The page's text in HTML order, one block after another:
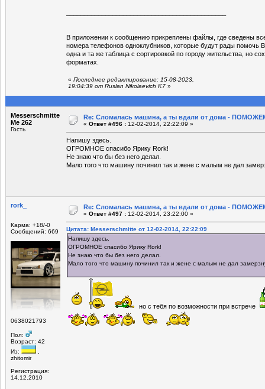
В приложении к сообщению прикреплены файлы, где сведены
номера телефонов одноклубников, которые будут рады помочь
одна и та же таблица с сортировкой по городу жительства, но
форматах.
« Последнее редактирование: 15-08-2023,
19:04:39 от Ruslan Nikolaevich K7 »
Messerschmitte
Me 262
Гость
Re: Сломалась машина, а ты вдали от дома -
« Ответ #496 : 12-02-2014, 22:22:09 »
Напишу здесь.
ОГРОМНОЕ спасибо Ярику Rork!
Не знаю что бы без него делал.
Мало того что машину починил так и жене с малым не дал
rork_
Карма: +18/-0
Сообщений: 669
0638021793
Пол:
Возраст: 42
Из:
zhitomir
Регистрация:
14.12.2010
Re: Сломалась машина, а ты вдали от дома -
« Ответ #497 : 12-02-2014, 23:22:00 »
Цитата: Messerschmitte от 12-02-2014, 22:22:09
Напишу здесь.
ОГРОМНОЕ спасибо Ярику Rork!
Не знаю что бы без него делал.
Мало того что машину починил так и жене с малым не дал
но с тебя по возможности при встрече